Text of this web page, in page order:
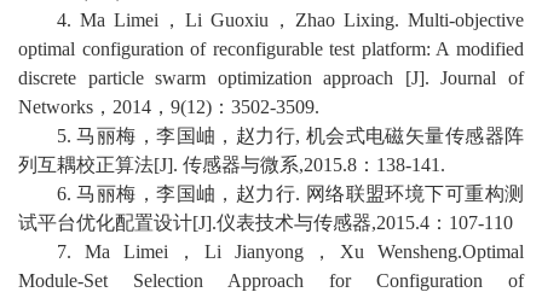
4. Ma Limei ， Li Guoxiu ， Zhao Lixing. Multi-objective
optimal configuration of reconfigurable test platform: A modified
discrete particle swarm optimization approach [J]. Journal of
Networks ， 2014 ， 9(12) ： 3502-3509.
5.马丽梅，李国岫，赵力行, 机会式电磁矢量传感器阵
列互耦校正算法[J]. 传感器与微系,2015.8 ： 138-141.
6.马丽梅，李国岫，赵力行. 网络联盟环境下可重构测
试平台优化配置设计[J].仪表技术与传感器,2015.4 ： 107-110
7. Ma Limei ， Li Jianyong ， Xu Wensheng.Optimal
Module-Set Selection Approach for Configuration of